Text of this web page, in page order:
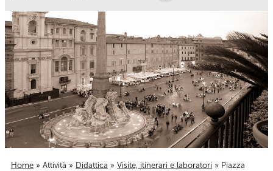
Home » Attività » Didattica » Visite, itinerari e laboratori » Piazza